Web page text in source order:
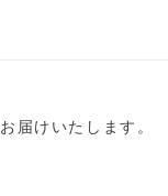
届けいたします。